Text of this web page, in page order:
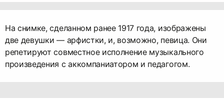
На снимке, сделанном ранее 1917 года, изображены
две девушки — арфистки, и, возможно, певица. Они
репетируют совместное исполнение музыкального
произведения с аккомпаниатором и педагогом.